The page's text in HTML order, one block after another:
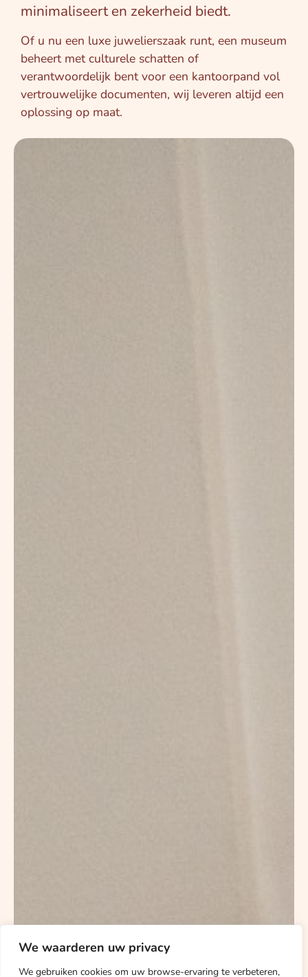
We waarderen uw privacy
We gebruiken cookies om uw browse-ervaring te verbeteren,
minimaliseert en zekerheid biedt.
Of u nu een luxe juwelierszaak runt, een museum
beheert met culturele schatten of
verantwoordelijk bent voor een kantoorpand vol
vertrouwelijke documenten, wij leveren altijd een
oplossing op maat.